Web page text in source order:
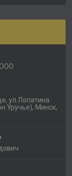
ООО
ул.Лопатина
Уручье), Минск,